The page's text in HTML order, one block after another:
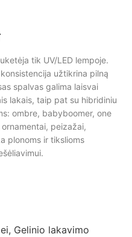
tik UV/LED lempoje.
užtikrina pilną
spalvas galima laisvai
lakais, taip pat su hibridiniu
ombre, babyboomer, one
peizažai,
plonoms ir tikslioms
, Gelinio lakavimo